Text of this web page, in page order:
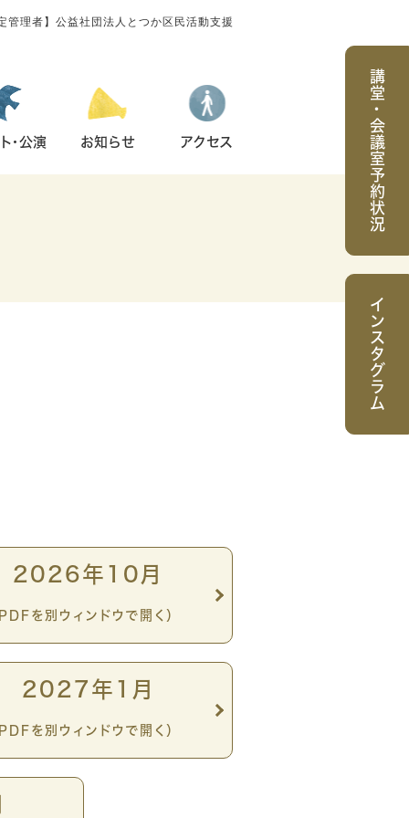
理者】公益社団法人とつか区民活動支援
・公演 お知らせ アクセス
講堂
・
会議室予約状況
インスタグラム
2026年10月
PDFを別ウィンドウで開く）
2027年1月
PDFを別ウィンドウで開く）